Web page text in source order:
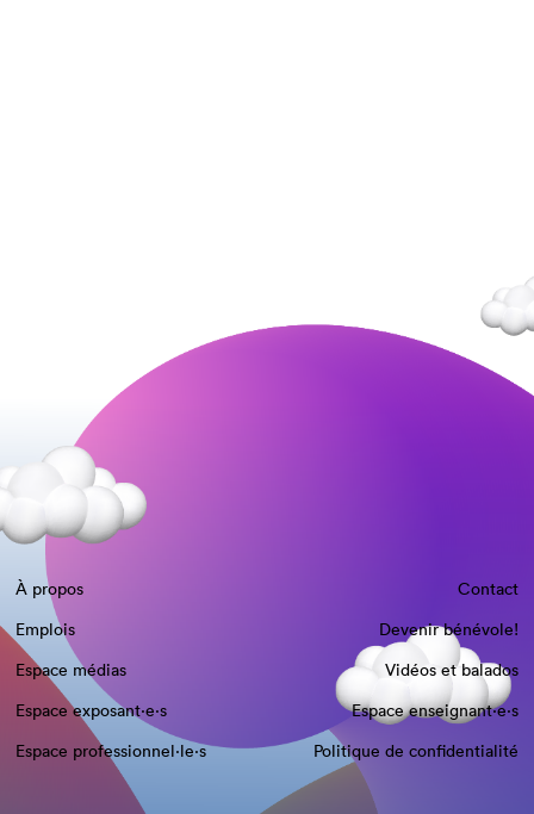
À propos
Contact
Emplois
Devenir bénévole!
Espace médias
Vidéos et balados
Espace exposant·e⋅s
Espace enseignant·e⋅s
Espace professionnel·le⋅s
Politique de confidentialité